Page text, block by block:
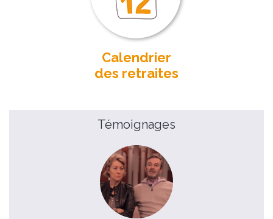
Calendrier
des retraites
Témoignages